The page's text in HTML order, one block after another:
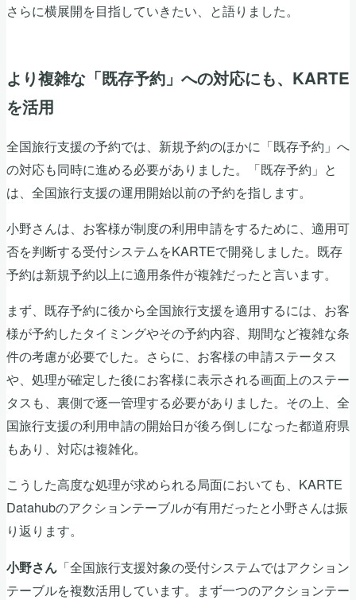
さらに横展開を目指していきたい、と語りました。
より複雑な「既存予約」への対応にも、KARTE
を活用
全国旅行支援の予約では、新規予約のほかに「既存予約」へ
の対応も同時に進める必要がありました。「既存予約」と
は、全国旅行支援の運用開始以前の予約を指します。
小野さんは、お客様が制度の利用申請をするために、適用可
否を判断する受付システムをKARTEで開発しました。既存
予約は新規予約以上に適用条件が複雑だったと言います。
まず、既存予約に後から全国旅行支援を適用するには、お客
様が予約したタイミングやその予約内容、期間など複雑な条
件の考慮が必要でした。さらに、お客様の申請ステータス
や、処理が確定した後にお客様に表示される画面上のステー
タスも、裏側で逐一管理する必要がありました。その上、全
国旅行支援の利用申請の開始日が後ろ倒しになった都道府県
もあり、対応は複雑化。
こうした高度な処理が求められる局面においても、KARTE
Datahubのアクションテーブルが有用だったと小野さんは振
り返ります。
小野さん 「全国旅行支援対象の受付システムではアクション
テーブルを複数活用しています。まず一つのアクションテー